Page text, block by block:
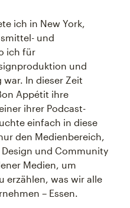
ich in New York,
und
ich für
und
In dieser Zeit
Appétit ihre
ihrer Podcast-
einfach in diese
den Medienbereich,
und Community
Medien, um
erzählen, was wir alle
– Essen.